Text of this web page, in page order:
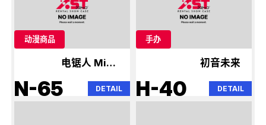
动漫商品
电锯人 Miku
Tensura
N-65 DETAIL
手办
初音未来
H-40 DETAIL